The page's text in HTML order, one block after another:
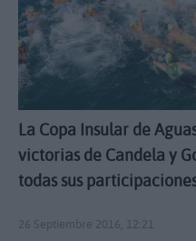
La Copa Insular de
victorias de Candela y
todas sus
26 Septiembre 2016, 12:21